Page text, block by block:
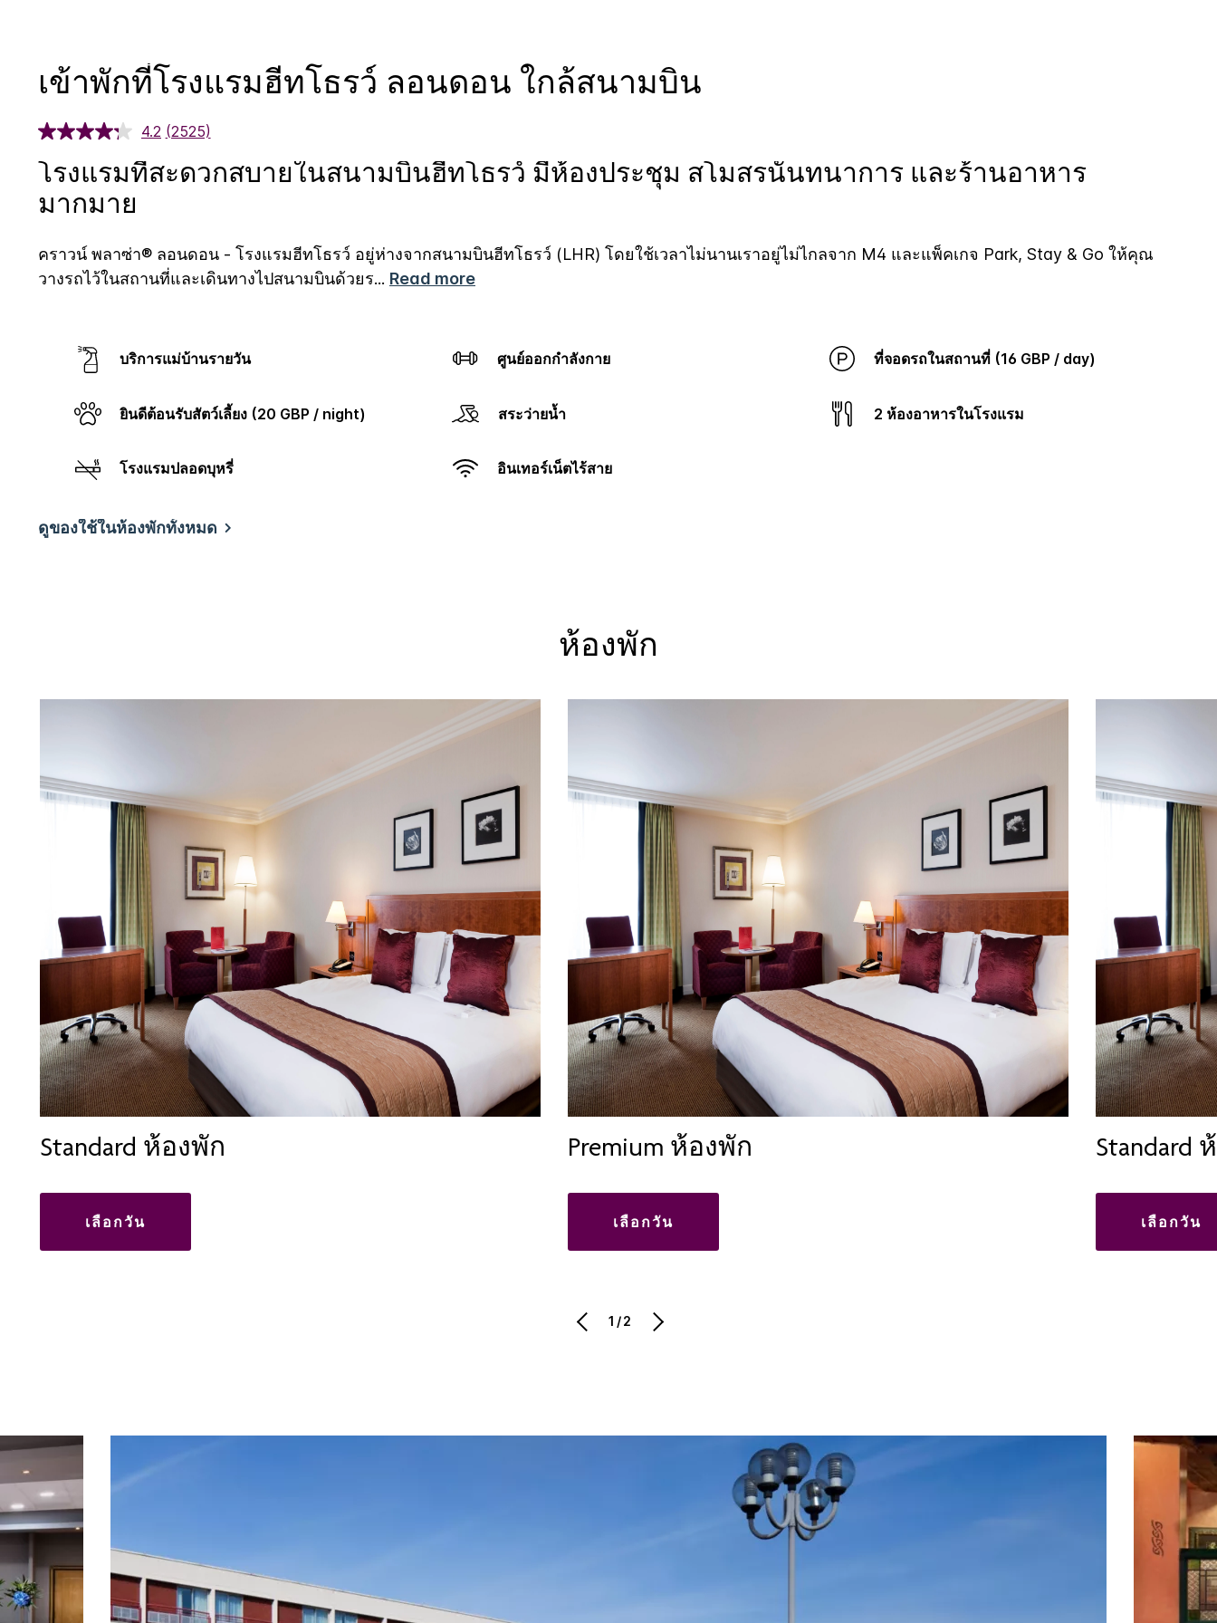
เข้าพักที่โรงแรมฮีทโธรว์ ลอนดอน ใกล้สนามบิน
4.2 (2525)
โรงแรมที่สะดวกสบายในสนามบินฮีทโธรว์ มีห้องประชุม สโมสรนันทนาการ และร้านอาหาร
มากมาย
คราวน์ พลาซ่า® ลอนดอน - โรงแรมฮีทโธรว์ อยู่ห่างจากสนามบินฮีทโธรว์ (LHR) โดยใช้เวลาไม่นานเราอยู่ไม่ไกลจาก M4 และแพ็คเกจ Park, Stay & Go ให้คุณ
วางรถไว้ในสถานที่และเดินทางไปสนามบินด้วยร... Read more
บริการแม่บ้านรายวัน ศูนย์ออกกำลังกาย ที่จอดรถในสถานที่ (16 GBP / day)
ยินดีต้อนรับสัตว์เลี้ยง (20 GBP / night) สระว่ายน้ำ 2 ห้องอาหารในโรงแรม
โรงแรมปลอดบุหรี่ อินเทอร์เน็ตไร้สาย
ดูของใช้ในห้องพักทั้งหมด
ห้องพัก
Standard ห้องพัก
เลือกวัน
Premium ห้องพัก
เลือกวัน
Standard
เลือกวัน
1/2